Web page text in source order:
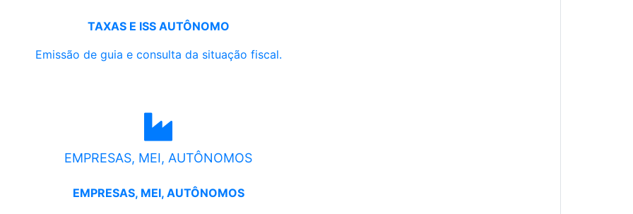
TAXAS E ISS AUTÔNOMO
Emissão de guia e consulta da situação fiscal.
EMPRESAS, MEI, AUTÔNOMOS
EMPRESAS, MEI, AUTÔNOMOS